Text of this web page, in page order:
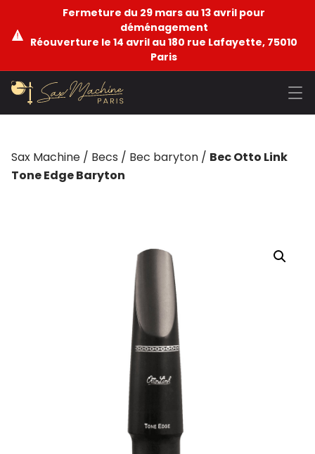
Fermeture du 29 mars au 13 avril pour
déménagement
Réouverture le 14 avril au 180 rue Lafayette, 75010
Paris
Sax Machine / Becs / Bec baryton / Bec Otto Link
Tone Edge Baryton